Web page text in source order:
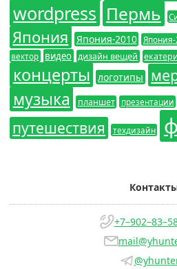
wordpress Пермь
Япония Япония-2010
вектор
видео дизайн вещей
концерты логотипы
музыка планшет презентации
путешествия техдизайн